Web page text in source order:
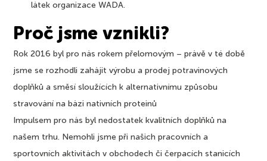
látek organizace WADA.
Proč jsme vznikli?
Rok 2016 byl pro nás rokem přelomovým – právě v té době
jsme se rozhodli zahájit výrobu a prodej potravinových
doplňků a směsí sloužících k alternativnímu způsobu
stravování na bázi nativních proteinů
Impulsem pro nás byl nedostatek kvalitních doplňků na
našem trhu. Nemohli jsme při našich pracovních a
sportovních aktivitách v obchodech či čerpacích stanicích